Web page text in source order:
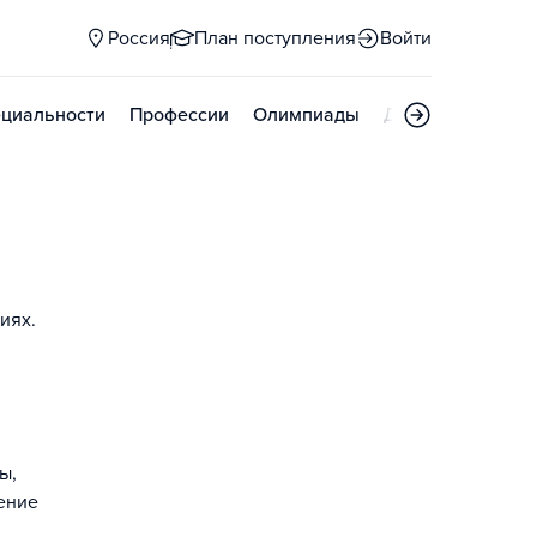
Россия План поступления Войти
Профессии Олимпиады Дни открытых